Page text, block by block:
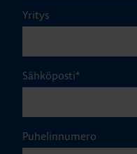
Yritys
Sähköposti*
Puhelinnumero